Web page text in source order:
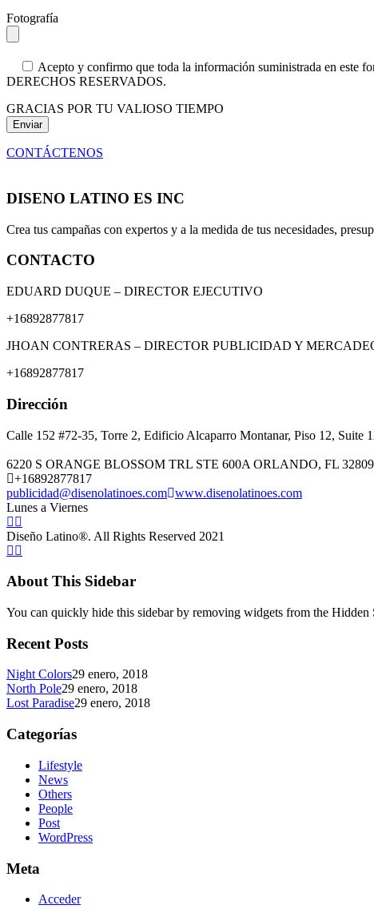
Fotografía
Acepto y confirmo que toda la información suministrada en
DERECHOS RESERVADOS.
GRACIAS POR TU VALIOSO TIEMPO
CONTÁCTENOS
DISENO LATINO ES INC
Crea tus campañas con expertos y a la medida de tus necesidades,
CONTACTO
EDUARD DUQUE – DIRECTOR EJECUTIVO
+16892877817
JHOAN CONTRERAS – DIRECTOR PUBLICIDAD Y
+16892877817
Dirección
Calle 152 #72-35, Torre 2, Edificio Alcaparro Montanar, Piso 12, Suite
6220 S ORANGE BLOSSOM TRL STE 600A ORLANDO, FL 32809
+16892877817
publicidad@disenolatinoes.com www.disenolatinoes.com
Lunes a Viernes
Diseño Latino®. All Rights Reserved 2021
About This Sidebar
You can quickly hide this sidebar by removing widgets from the Hidden
Recent Posts
Night Colors29 enero, 2018
North Pole29 enero, 2018
Lost Paradise29 enero, 2018
Categorías
Lifestyle
News
Others
People
Post
WordPress
Meta
Acceder